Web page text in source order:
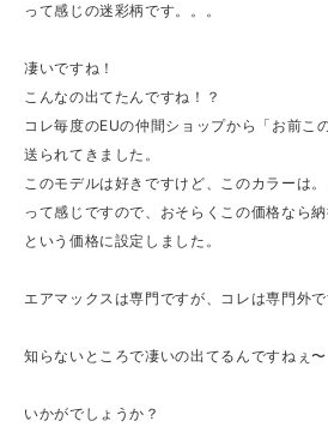
って感じの迷彩柄です。。。
凄いですね！
こんなの出てたんですね！？
コレ毎度のEUの仲間ショップから「お前こ
送られてきました。
このモデルは好きですけど、このカラーは。
って感じですので、おそらくこの価格なら
という価格に設定しました。
エアマックスは専門ですが、コレは専門外で
知らないところで凄いの出てるんですねぇ〜
いかがでしょうか？